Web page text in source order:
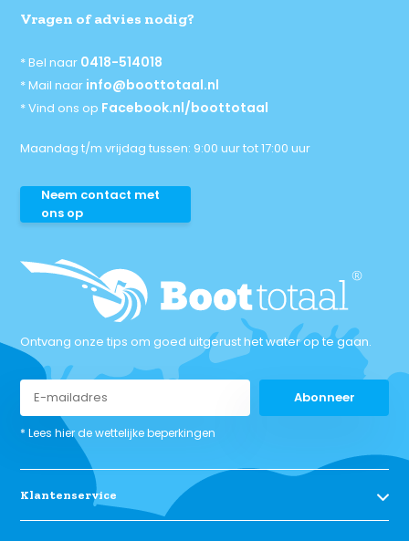
Vragen of advies nodig?
* Bel naar 0418-514018
* Mail naar info@boottotaal.nl
* Vind ons op Facebook.nl/boottotaal
Maandag t/m vrijdag tussen: 9:00 uur tot 17:00 uur
Neem contact met
ons op
Ontvang onze tips om goed uitgerust het water op te gaan.
Abonneer
* Lees hier de wettelijke beperkingen
Klantenservice